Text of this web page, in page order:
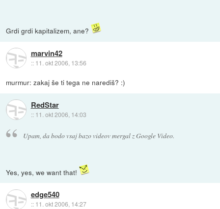
Grdi grdi kapitalizem, ane?
marvin42
:: 11. okt 2006, 13:56
murmur: zakaj še ti tega ne narediš? :)
RedStar
:: 11. okt 2006, 14:03
Upam, da bodo vsaj bazo videov mergal z Google Video.
Yes, yes, we want that!
edge540
:: 11. okt 2006, 14:27